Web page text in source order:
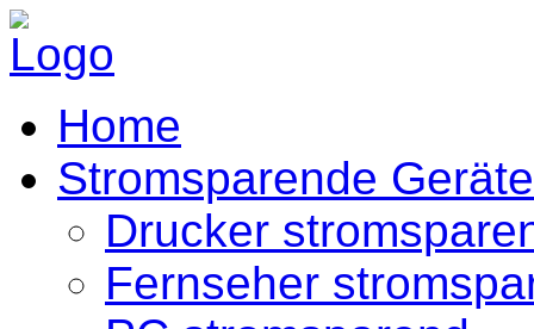
Home
Stromsparende Geräte
Drucker
Fernseher